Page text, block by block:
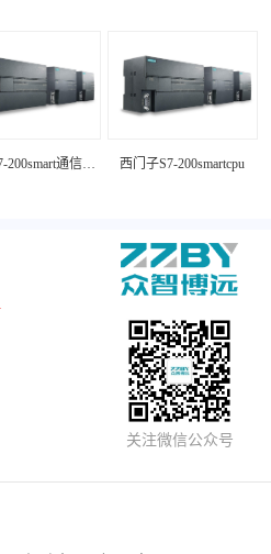
西门子S7-200smartcpu
关注微信公众号